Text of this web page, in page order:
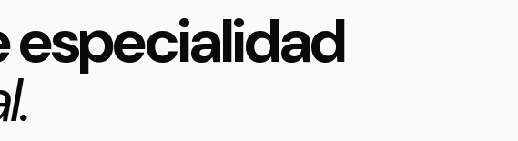
especialidad